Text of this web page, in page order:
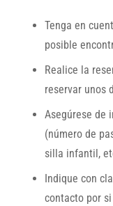
Tenga en
posible
Realice la
reservar unos
Asegúrese de
(número de
silla infantil,
Indique con
contacto por